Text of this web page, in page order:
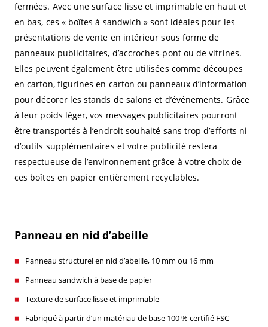
fermées. Avec une surface lisse et imprimable en haut et
en bas, ces « boîtes à sandwich » sont idéales pour les
présentations de vente en intérieur sous forme de
panneaux publicitaires, d’accroches-pont ou de vitrines.
Elles peuvent également être utilisées comme découpes
en carton, figurines en carton ou panneaux d’information
pour décorer les stands de salons et d’événements. Grâce
à leur poids léger, vos messages publicitaires pourront
être transportés à l’endroit souhaité sans trop d’efforts ni
d’outils supplémentaires et votre publicité restera
respectueuse de l’environnement grâce à votre choix de
ces boîtes en papier entièrement recyclables.
Panneau en nid d’abeille
Panneau structurel en nid d’abeille, 10 mm ou 16 mm
Panneau sandwich à base de papier
Texture de surface lisse et imprimable
Fabriqué à partir d’un matériau de base 100 % certifié FSC